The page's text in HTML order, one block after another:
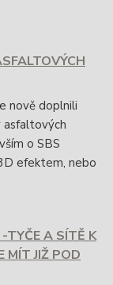
nově doplnili
asfaltových
o SBS
efektem, nebo
-TYČE A SÍTĚ K
MÍT JIŽ POD